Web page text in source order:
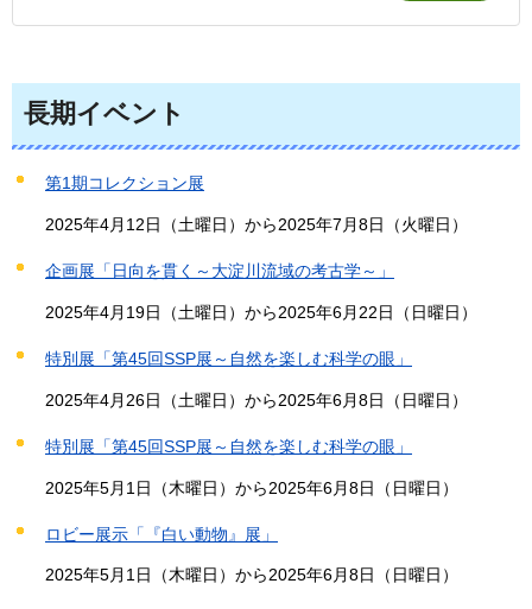
長期イベント
第1期コレクション展
2025年4月12日（土曜日）から2025年7月8日（火曜日）
企画展「日向を貫く～大淀川流域の考古学～」
2025年4月19日（土曜日）から2025年6月22日（日曜日）
特別展「第45回SSP展～自然を楽しむ科学の眼」
2025年4月26日（土曜日）から2025年6月8日（日曜日）
特別展「第45回SSP展～自然を楽しむ科学の眼」
2025年5月1日（木曜日）から2025年6月8日（日曜日）
ロビー展示「『白い動物』展」
2025年5月1日（木曜日）から2025年6月8日（日曜日）